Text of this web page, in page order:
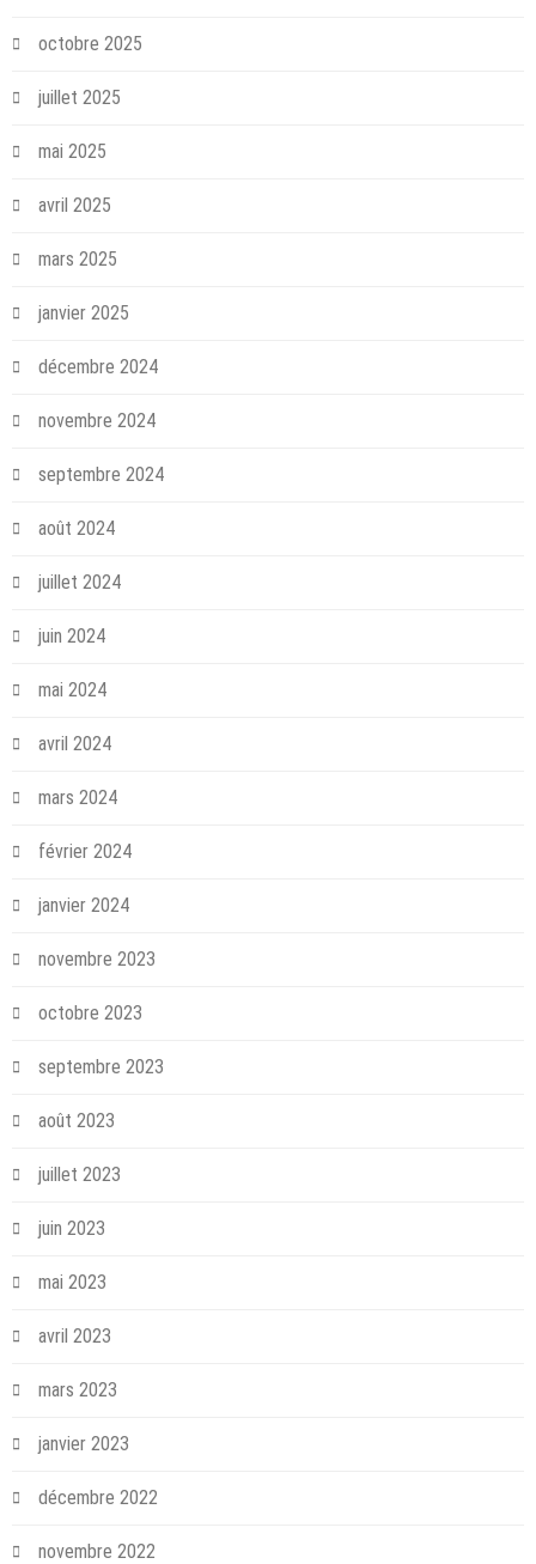
octobre 2025
juillet 2025
mai 2025
avril 2025
mars 2025
janvier 2025
décembre 2024
novembre 2024
septembre 2024
août 2024
juillet 2024
juin 2024
mai 2024
avril 2024
mars 2024
février 2024
janvier 2024
novembre 2023
octobre 2023
septembre 2023
août 2023
juillet 2023
juin 2023
mai 2023
avril 2023
mars 2023
janvier 2023
décembre 2022
novembre 2022